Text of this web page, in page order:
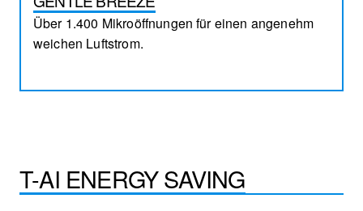
Über 1.400 Mikroöffnungen für einen angenehm
weichen Luftstrom.
T-AI ENERGY SAVING